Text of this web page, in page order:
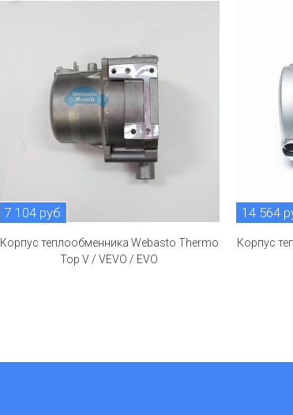
7 104 руб
Корпус теплообменника Webasto Thermo
Top V / VEVO / EVO
14 564
Корпус